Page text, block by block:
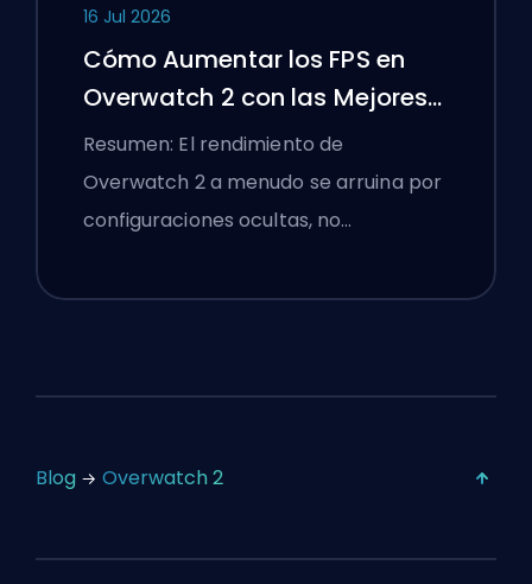
16 Jul 2026
Cómo Aumentar los FPS en
Overwatch 2 con las Mejores
Configuraciones
Resumen: El rendimiento de
Overwatch 2 a menudo se arruina por
configuraciones ocultas, no…
Blog Overwatch 2